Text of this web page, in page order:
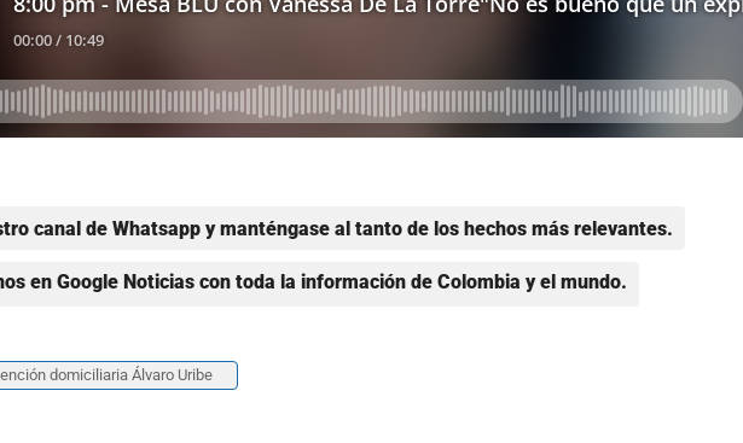
canal de Whatsapp y manténgase al tanto de los hechos más relevantes.
en Google Noticias con toda la información de Colombia y el mundo.
domiciliaria Álvaro Uribe